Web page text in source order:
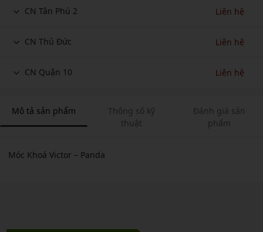
CN Tân Phú 2 Liên hệ
CN Thủ Đức Liên hệ
CN Quận 10 Liên hệ
Mô tả sản phẩm
Thông số kỹ
thuật
Đánh giá sản
phẩm
Móc Khoá Victor – Panda